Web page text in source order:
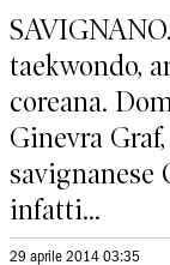
taekwondo,
coreana.
Ginevra
savignanese
infatti...
29 aprile 2014 03:35